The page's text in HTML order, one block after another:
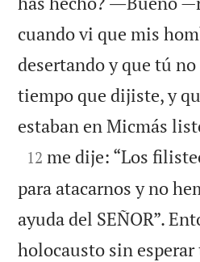
cuando vi que mis
desertando y que tú
tiempo que dijiste, y
estaban en Micmás

12 me dije: “Los
para atacarnos y no
ayuda del SEÑOR”.
holocausto sin